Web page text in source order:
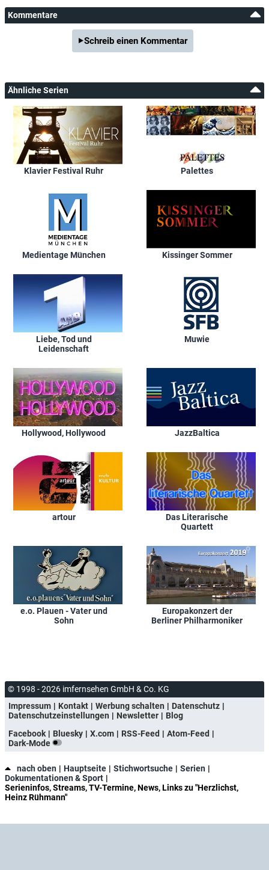
Kommentare
Schreib einen Kommentar
Ähnliche Serien
Klavier Festival Ruhr Palettes
Medientage München Kissinger Sommer
Liebe, Tod und
Leidenschaft
Muwie
Hollywood, Hollywood JazzBaltica
artour
Das Literarische
Quartett
e.o. Plauen - Vater und
Sohn
Europakonzert der
Berliner Philharmoniker
© 1998 - 2026 imfernsehen GmbH & Co. KG
Impressum
Kontakt Werbung schalten
Datenschutz
Datenschutzeinstellungen
Newsletter
Blog
Facebook
Bluesky X.com RSS-Feed
Atom-Feed
Dark-Mode
nach oben Hauptseite Stichwortsuche
Serien
Dokumentationen & Sport
Serieninfos, Streams, TV-Termine, News, Links zu "Herzlichst,
Heinz Rühmann"